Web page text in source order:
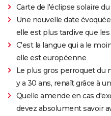
Carte de l'éclipse solaire du
Une nouvelle date
elle est plus tardive que
C'est la langue qui a le
elle est européenne
Le plus gros perroquet du
y a 30 ans, renaît grâce à
Quelle amende en cas
devez absolument savoir